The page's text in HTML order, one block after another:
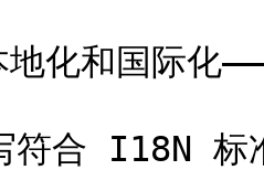
化和国际化
合 I18N 标